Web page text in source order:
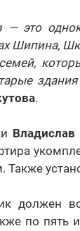
— это
Шипина,
.
Владислав
Также
по пять